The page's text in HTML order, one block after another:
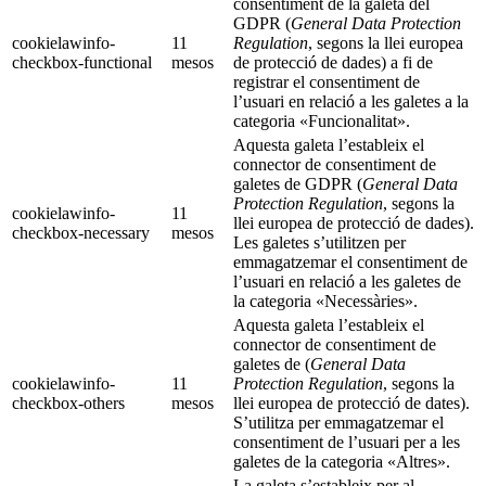
cookielawinfo-
checkbox-functional
11
mesos
consentiment de la galeta del
GDPR (General Data Protection
Regulation, segons la llei europea
de protecció de dades) a fi de
registrar el consentiment de
l’usuari en relació a les galetes a la
categoria «Funcionalitat».
cookielawinfo-
checkbox-necessary
11
mesos
Aquesta galeta l’estableix el
connector de consentiment de
galetes de GDPR (General Data
Protection Regulation, segons la
llei europea de protecció de dades).
Les galetes s’utilitzen per
emmagatzemar el consentiment de
l’usuari en relació a les galetes de
la categoria «Necessàries».
cookielawinfo-
checkbox-others
11
mesos
Aquesta galeta l’estableix el
connector de consentiment de
galetes de (General Data
Protection Regulation, segons la
llei europea de protecció de dates).
S’utilitza per emmagatzemar el
consentiment de l’usuari per a les
galetes de la categoria «Altres».